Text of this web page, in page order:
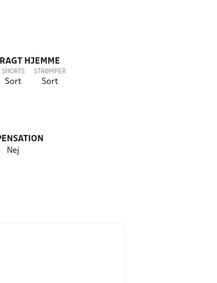
HJEMME
SHORTS
Sort
STRØMPER
Sort
Nej